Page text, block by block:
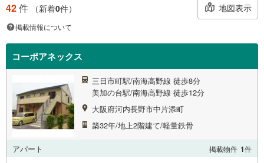
42件 （新着0件） 地図表示
掲載情報について
コーポアネックス
三日市町駅/南海高野線 徒歩8分
美加の台駅/南海高野線 徒歩12分
大阪府河内長野市中片添町
築32年/地上2階建て/軽量鉄骨
アパート 掲載物件 1件